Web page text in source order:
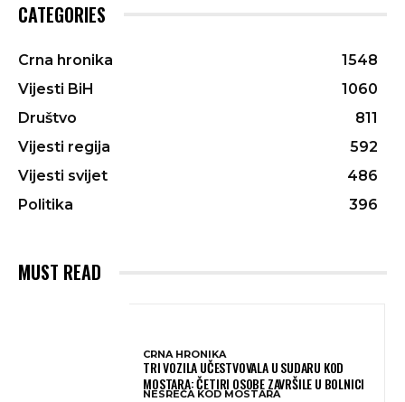
CATEGORIES
Crna hronika
1548
Vijesti BiH
1060
Društvo
811
Vijesti regija
592
Vijesti svijet
486
Politika
396
MUST READ
CRNA HRONIKA
TRI VOZILA UČESTVOVALA U SUDARU KOD
MOSTARA: ČETIRI OSOBE ZAVRŠILE U BOLNICI
NESREĆA KOD MOSTARA